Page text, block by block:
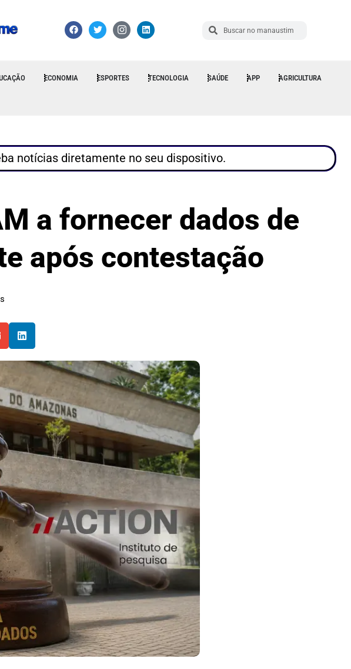
ECONOMIA ESPORTES TECNOLOGIA SAÚDE APP AGRICULTURA
notícias diretamente no seu dispositivo.
a fornecer dados de
após contestação